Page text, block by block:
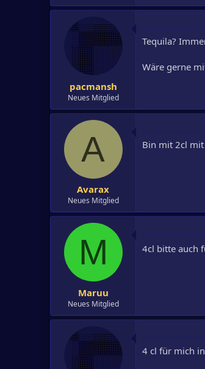
pacmansh
Neues Mitglied
Tequila?
Wäre gerne
A
Avarax
Neues Mitglied
Bin mit 2cl
M
Maruu
Neues Mitglied
4cl bitte auch
4 cl für mich